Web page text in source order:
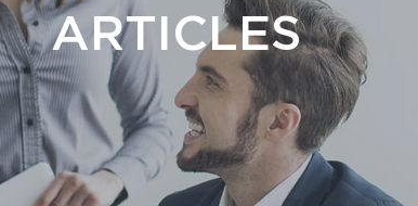
ARTICLES